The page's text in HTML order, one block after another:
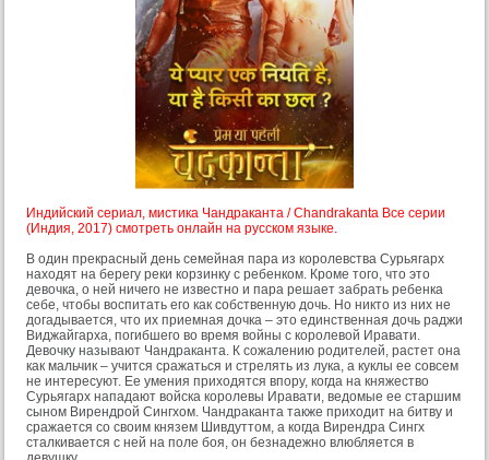
Индийский сериал, мистика Чандраканта / Chandrakanta Все серии
(Индия, 2017) смотреть онлайн на русском языке.
В один прекрасный день семейная пара из королевства Сурьягарх
находят на берегу реки корзинку с ребенком. Кроме того, что это
девочка, о ней ничего не известно и пара решает забрать ребенка
себе, чтобы воспитать его как собственную дочь. Но никто из них не
догадывается, что их приемная дочка – это единственная дочь раджи
Виджайгарха, погибшего во время войны с королевой Иравати.
Девочку называют Чандраканта. К сожалению родителей, растет она
как мальчик – учится сражаться и стрелять из лука, а куклы ее совсем
не интересуют. Ее умения приходятся впору, когда на княжество
Сурьягарх нападают войска королевы Иравати, ведомые ее старшим
сыном Вирендрой Сингхом. Чандраканта также приходит на битву и
сражается со своим князем Шивдуттом, а когда Вирендра Сингх
сталкивается с ней на поле боя, он безнадежно влюбляется в